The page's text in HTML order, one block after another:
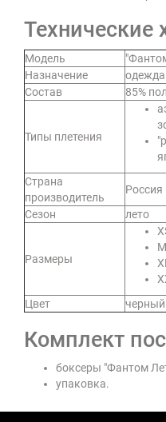
Технические
Модель
Назначение
одежда
Состав
85%
Типы плетения
Страна
производитель
Россия
Сезон
лето
Размеры
Цвет
черный
Комплект
боксеры "Фантом
упаковка.